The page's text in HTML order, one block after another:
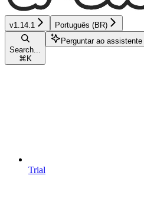
v1.14.1 Português (BR)
Search...
⌘ K
Perguntar ao assistente
Trial